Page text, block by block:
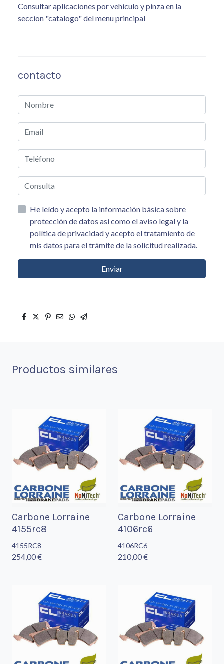
Consultar aplicaciones por vehiculo y pinza en la
seccion "catalogo" del menu principal
contacto
He leído y acepto la información básica sobre
protección de datos asi como el aviso legal y la
política de privacidad y acepto el tratamiento de
mis datos para el trámite de la solicitud realizada.
Enviar
Productos similares
Carbone Lorraine
4155rc8
4155RC8
254,00 €
Carbone Lorraine
4106rc6
4106RC6
210,00 €